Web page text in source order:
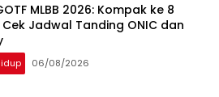
MLBB 2026: Kompak ke 8
Cek Jadwal Tanding ONIC dan
06/08/2026